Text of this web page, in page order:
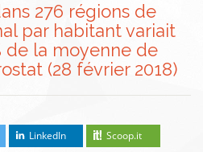
276 régions de
par habitant variait
de la moyenne de
(28 février 2018)
LinkedIn
Scoop.it